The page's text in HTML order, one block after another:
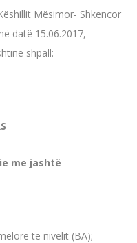
Mësimor- Shkencor
datë 15.06.2017,
shpall:
me jashtë
të nivelit (BA);